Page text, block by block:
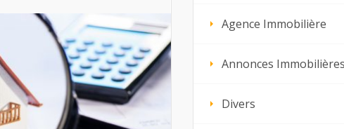
Agence Immobilière
Annonces Immobilières
Divers